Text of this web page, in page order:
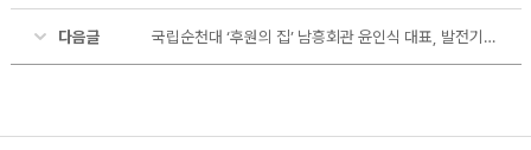
다음글 국립순천대 ‘후원의 집’ 남흥회관 윤인식 대표, 발전기금 1천만원 기탁